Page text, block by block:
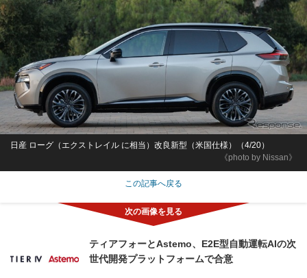
《photo by Nissan》
日産 ローグ（エクストレイル に相当）改良新型（米国仕様）（4/20）
この記事へ戻る
ティアフォーとAstemo、E2E型自動運転AIの次
世代開発プラットフォームで合意